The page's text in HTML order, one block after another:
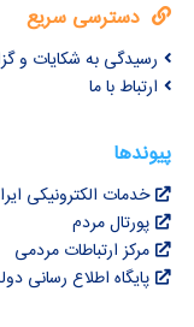
دسترسی سریع
رسیدگی به شکایات و
ارتباط با ما
پیوندها
خدمات الکترونیکی
پورتال مردم
مرکز ارتباطات مردمی
پایگاه اطلاع رسانی